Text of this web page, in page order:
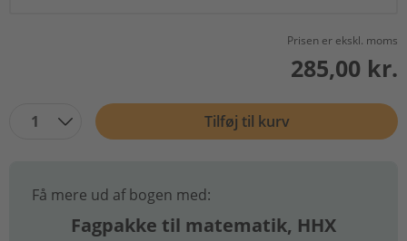
Prisen er ekskl. moms
285,00 kr.
1 Tilføj til kurv
Få mere ud af bogen med:
Fagpakke til matematik, HHX